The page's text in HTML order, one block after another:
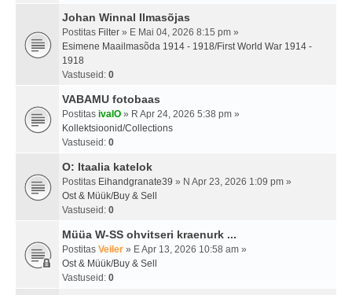
Johan Winnal Ilmasõjas
Postitas Filter » E Mai 04, 2026 8:15 pm »
Esimene Maailmasõda 1914 - 1918/First World War 1914 -
1918
Vastuseid: 0
VABAMU fotobaas
Postitas ivalO » R Apr 24, 2026 5:38 pm »
Kollektsioonid/Collections
Vastuseid: 0
O: Itaalia katelok
Postitas Eihandgranate39 » N Apr 23, 2026 1:09 pm »
Ost & Müük/Buy & Sell
Vastuseid: 0
Müüa W-SS ohvitseri kraenurk ...
Postitas Veiler » E Apr 13, 2026 10:58 am »
Ost & Müük/Buy & Sell
Vastuseid: 0